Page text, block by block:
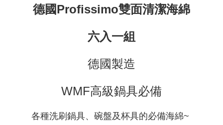
德國Profissimo雙面清潔海綿
六入一組
德國製造
WMF高級鍋具必備
各種洗刷鍋具、碗盤及杯具的必備海綿~